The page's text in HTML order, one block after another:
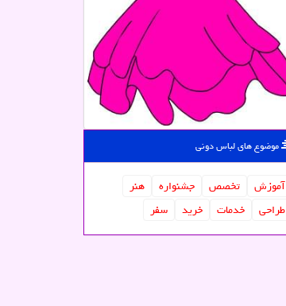
موضوع های لباس دونی
آموزش تخصص جشنواره
هنر
طراحی
خدمات خرید سفر